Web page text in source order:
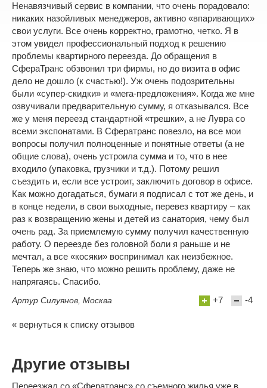
Ненавязчивый сервис в компании, что очень порадовало:
никаких назойливых менеджеров, активно «впаривающих»
свои услуги. Все очень корректно, грамотно, четко. Я в
этом увидел профессиональный подход к решению
проблемы квартирного переезда. До обращения в
СфераТранс обзвонил три фирмы, но до визита в офис
дело не дошло (к счастью!). Уж очень подозрительны
были «супер-скидки» и «мега-предложения». Когда же мне
озвучивали предварительную сумму, я отказывался. Все
же у меня переезд стандартной «трешки», а не Лувра со
всеми экспонатами. В Сфератранс повезло, на все мои
вопросы получил полноценные и понятные ответы (а не
общие слова), очень устроила сумма и то, что в нее
входило (упаковка, грузчики и т.д.). Потому решил
съездить и, если все устроит, заключить договор в офисе.
Как можно догадаться, бумаги я подписал с тот же день, и
в конце недели, в свои выходные, перевез квартиру – как
раз к возвращению жены и детей из санатория, чему был
очень рад. За приемлемую сумму получил качественную
работу. О переезде без головной боли я раньше и не
мечтал, а все «косяки» воспринимал как неизбежное.
Теперь же знаю, что можно решить проблему, даже не
напрягаясь. Спасибо.
Артур Силуянов, Москва +7 -4
« вернуться к списку отзывов
Другие отзывы
Переезжал со «Сфератранс» со съемного жилья уже в